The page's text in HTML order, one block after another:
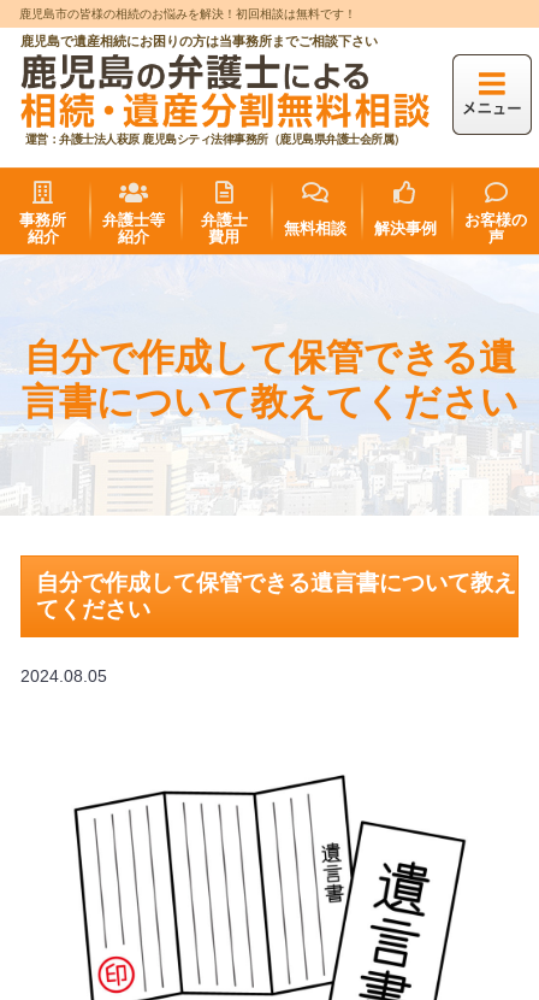
鹿児島市の皆様の相続のお悩みを解決！初回相談は無料です！
鹿児島で遺産相続にお困りの方は当事務所までご相談下さい
運営：弁護士法人萩原 鹿児島シティ法律事務所（鹿児島県弁護士会所属）
事務所
紹介
弁護士等
紹介
弁護士
費用
無料相談 解決事例
お客様の
声
自分で作成して保管できる遺
言書について教えてください
自分で作成して保管できる遺言書について教え
てください
2024.08.05